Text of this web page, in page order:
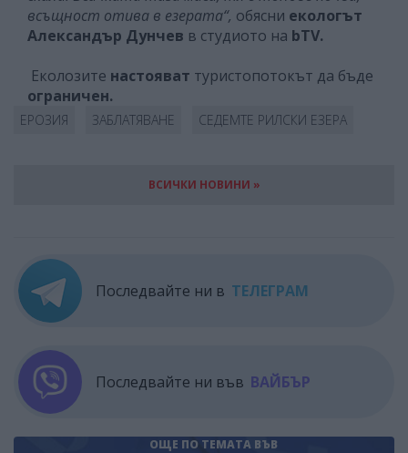
всъщност отива в езерата“, обясни екологът
Александър Дунчев в студиото на bTV.
Еколозите настояват туристопотокът да бъде
ограничен.
ЕРОЗИЯ ЗАБЛАТЯВАНЕ СЕДЕМТЕ РИЛСКИ ЕЗЕРА
ВСИЧКИ НОВИНИ »
Последвайте ни в ТЕЛЕГРАМ
Последвайте ни във ВАЙБЪР
ОЩЕ ПО ТЕМАТА ВЪВ